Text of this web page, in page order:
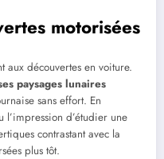
motorisées
aux découvertes en voiture.
paysages lunaires
sans effort. En
l’impression d’étudier une
contrastant avec la
plus tôt.